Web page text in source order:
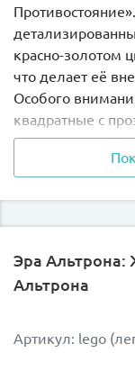
красно-золотом
что делает её
Особого
квадратные с
создающим
Высота сборной
символ LEGO
Мстителей,
Эра Альтрона:
Альтрона
Артикул: lego